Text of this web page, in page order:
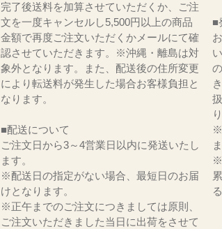
完了後送料を加算させていただくか、ご注
文を一度キャンセルし5,500円以上の商品
金額で再度ご注文いただくかメールにて確
認させていただきます。※沖縄・離島は対
象外となります。また、配送後の住所変更
により転送料が発生した場合お客様負担と
なります。
■配送について
ご注文日から3～4営業日以内に発送いたし
ます。
※配送日の指定がない場合、最短日のお届
けとなります。
※正午までのご注文につきましては原則、
ご注文いただきました当日に出荷をさせて
■
※
※